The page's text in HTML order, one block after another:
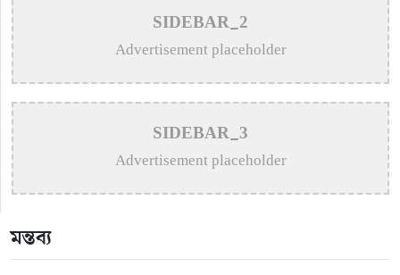
>
কুষ্টিয়ায় টাপেন্টাডলসহ ৪ মাদক কারবারি আটক
>
সমাজের সুবিধাবঞ্চিত মানুষের পাশে দাঁড়ানো আমাদের অন্যতম
দায়িত্ব: এমপি বাচ্চু মোল্লা
>
সাংবাদিক মোশারফের মা আর নেই
>
কুষ্টিয়ায় শিশু বলাৎকারের অভিযোগে ৭০ বছরের বৃদ্ধ গ্রেপ্তার
SIDEBAR_2
Advertisement placeholder
SIDEBAR_3
Advertisement placeholder
মন্তব্য